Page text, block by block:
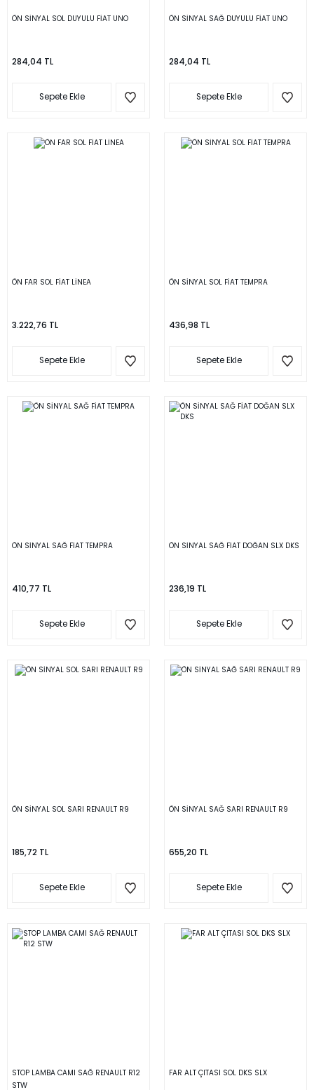
ÖN SİNYAL SOL DUYULU FİAT UNO
284,04 TL
Sepete Ekle
ÖN SİNYAL SAĞ DUYULU FİAT UNO
284,04 TL
Sepete Ekle
ÖN FAR SOL FİAT LİNEA
3.222,76 TL
Sepete Ekle
ÖN SİNYAL SOL FİAT TEMPRA
436,98 TL
Sepete Ekle
ÖN SİNYAL SAĞ FİAT TEMPRA
410,77 TL
Sepete Ekle
ÖN SİNYAL SAĞ FİAT DOĞAN SLX DKS
236,19 TL
Sepete Ekle
ÖN SİNYAL SOL SARI RENAULT R9
185,72 TL
Sepete Ekle
ÖN SİNYAL SAĞ SARI RENAULT R9
655,20 TL
Sepete Ekle
STOP LAMBA CAMI SAĞ RENAULT R12
STW
FAR ALT ÇITASI SOL DKS SLX